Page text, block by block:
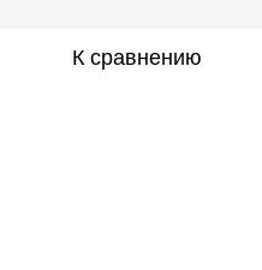
К сравнению